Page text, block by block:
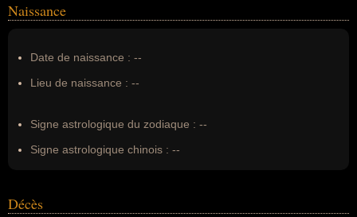
Nom de famille :Hamilton
cover up
Naissance
Date de naissance : --
Lieu de naissance : --
Signe astrologique du zodiaque : --
Signe astrologique chinois : --
Décès